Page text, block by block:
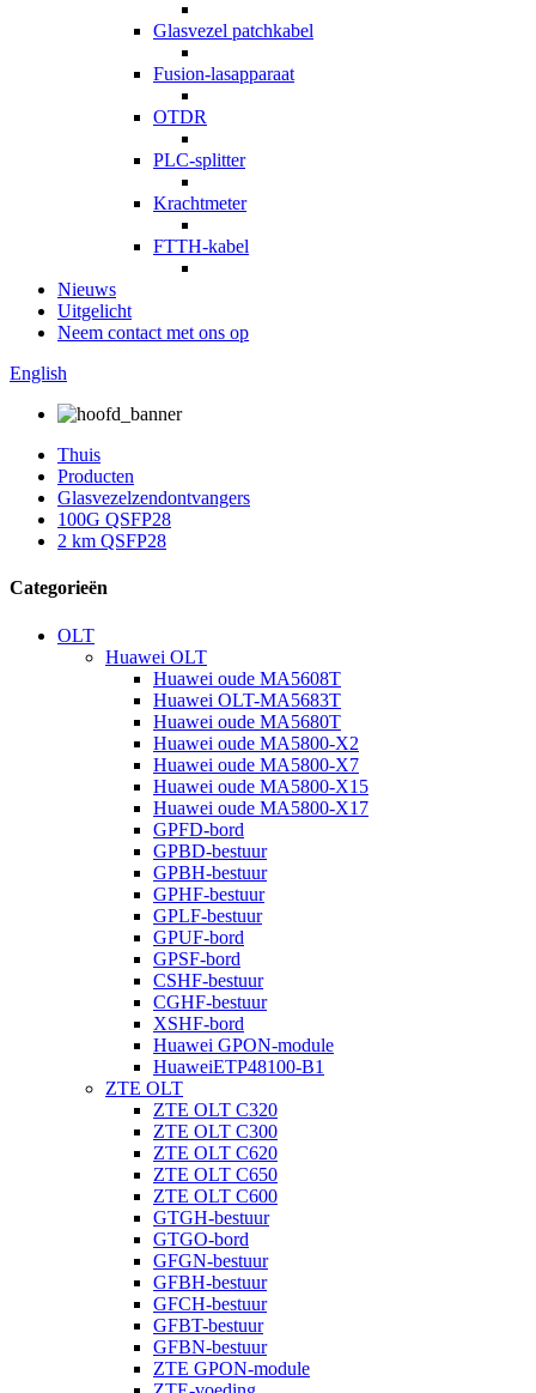
Glasvezel patchkabel
Fusion-lasapparaat
OTDR
PLC-splitter
Krachtmeter
FTTH-kabel
Nieuws
Uitgelicht
Neem contact met ons op
English
Thuis
Producten
Glasvezelzendontvangers
100G QSFP28
2 km QSFP28
Categorieën
OLT
Huawei OLT
Huawei oude MA5608T
Huawei OLT-MA5683T
Huawei oude MA5680T
Huawei oude MA5800-X2
Huawei oude MA5800-X7
Huawei oude MA5800-X15
Huawei oude MA5800-X17
GPFD-bord
GPBD-bestuur
GPBH-bestuur
GPHF-bestuur
GPLF-bestuur
GPUF-bord
GPSF-bord
CSHF-bestuur
CGHF-bestuur
XSHF-bord
Huawei GPON-module
HuaweiETP48100-B1
ZTE OLT
ZTE OLT C320
ZTE OLT C300
ZTE OLT C620
ZTE OLT C650
ZTE OLT C600
GTGH-bestuur
GTGO-bord
GFGN-bestuur
GFBH-bestuur
GFCH-bestuur
GFBT-bestuur
GFBN-bestuur
ZTE GPON-module